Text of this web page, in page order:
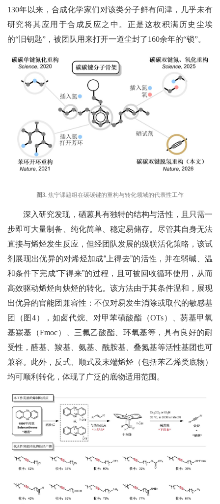
130年以来，合成化学家们对该类分子鲜有问津，几乎未有
研究将其应用于合成反应之中 。 正是这枚积满历史尘埃
的“旧钥匙” ， 被团队用来打开一道尘封了160余年的“锁”。
图3. 焦宁课题组在碳碳键的重构与转化领域的代表性工作
深入研究发现，硒蒽具有独特的结构与活性，且只需一
步即可大量制备、纯化简单、稳定易储存。尽管其自身无法
直接与烯烃发生反应，但经团队发展的级联活化策略，该试
剂展现出优异的对烯烃加成“上得去”的活性，并在弱碱、温
和条件下完成“下得来”的过程，且可被回收循环使用，从而
高效驱动烯烃向炔烃的转化。该方法由于其条件温和，展现
出优异的官能团兼容性：不仅对易发生消除或取代的敏感基
团（图4），如卤代烷、对甲苯磺酸酯（OTs）、芴基甲氧
基羰基（Fmoc）、三氟乙酸酯、环氧基等，具有良好的耐
受性，醛基、羧基、氨基、酰胺基、叠氮基等活性基团也可
兼容。此外，反式、顺式及末端烯烃（包括苯乙烯类底物）
均可顺利转化，体现了广泛的底物适用范围。